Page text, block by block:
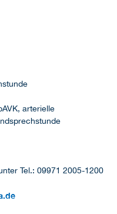
arterielle
Tel.: 09971 2005-1200